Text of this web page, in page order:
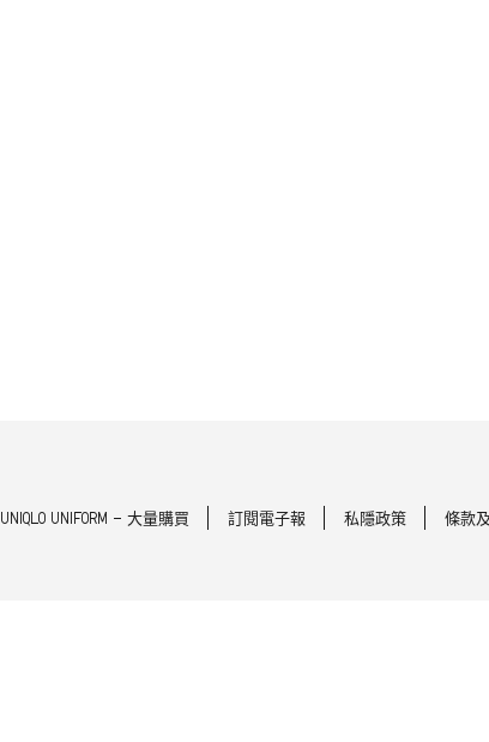
UNIQLO UNIFORM - 大量購買 訂閱電子報 私隱政策 條款